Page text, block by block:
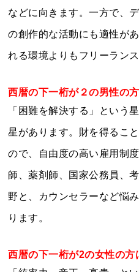
などに向きます。一方で、
の創作的な活動にも適性が
れる環境よりもフリーラン
西暦の下一桁が２の男性の方
「困難を解決する」という
星があります。財を得るこ
ので、自由度の高い雇用制
師、薬剤師、国家公務員、
野と、カウンセラーなど悩
ります。
西暦の下一桁が2の女性の方